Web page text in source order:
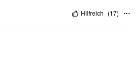
Hilfreich (17)